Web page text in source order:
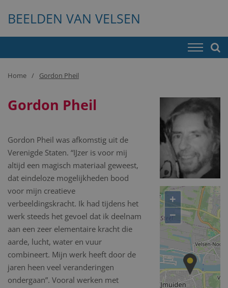
BEELDEN VAN VELSEN
Home Gordon Pheil
Gordon Pheil
Gordon Pheil was afkomstig uit de
Verenigde Staten. “IJzer is voor mij
altijd een magisch materiaal geweest,
dat eindeloze mogelijkheden bood
voor mijn creatieve
verbeeldingskracht. Ik had tijdens het
werk steeds het gevoel dat ik deelnam
aan een zeer elementaire kracht die
aarde, lucht, water en vuur
combineert. Mijn werk heeft door de
jaren heen veel veranderingen
ondergaan”. Vooral werken met
+
−